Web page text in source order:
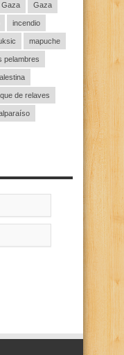
Gaza Gaza
incendio
mapuche
pelambres
de relaves